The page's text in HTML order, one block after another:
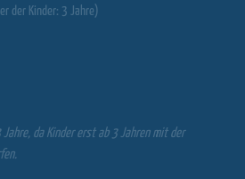
der Kinder: 3 Jahre)
da Kinder erst ab 3 Jahren mit der